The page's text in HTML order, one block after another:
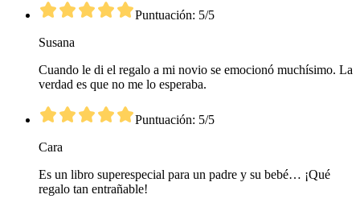
Puntuación: 5/5
Susana
Cuando le di el regalo a mi novio se emocionó muchísimo. La
verdad es que no me lo esperaba.
Puntuación: 5/5
Cara
Es un libro superespecial para un padre y su bebé… ¡Qué
regalo tan entrañable!